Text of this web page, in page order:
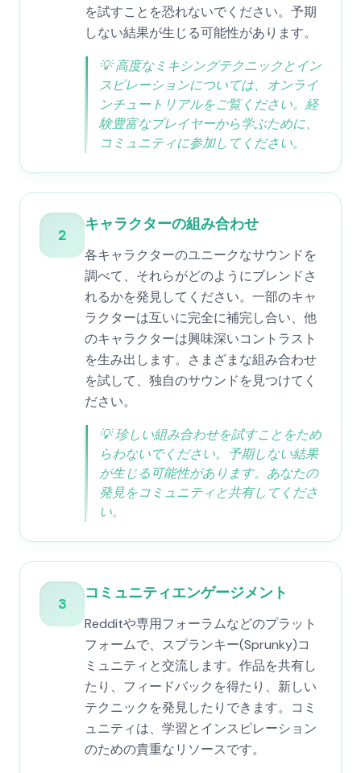
を試すことを恐れないでください。予期
しない結果が生じる可能性があります。
💡高度なミキシングテクニックとイン
スピレーションについては、オンライ
ンチュートリアルをご覧ください。経
験豊富なプレイヤーから学ぶために、
コミュニティに参加してください。
2
キャラクターの組み合わせ
各キャラクターのユニークなサウンドを
調べて、それらがどのようにブレンドさ
れるかを発見してください。一部のキャ
ラクターは互いに完全に補完し合い、他
のキャラクターは興味深いコントラスト
を生み出します。さまざまな組み合わせ
を試して、独自のサウンドを見つけてく
ださい。
💡珍しい組み合わせを試すことをため
らわないでください。予期しない結果
が生じる可能性があります。あなたの
発見をコミュニティと共有してくださ
い。
3
コミュニティエンゲージメント
Redditや専用フォーラムなどのプラット
フォームで、スプランキー(Sprunky)コ
ミュニティと交流します。作品を共有し
たり、フィードバックを得たり、新しい
テクニックを発見したりできます。コミ
ュニティは、学習とインスピレーション
のための貴重なリソースです。